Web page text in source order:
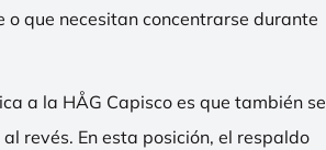
que necesitan concentrarse durante
a la HÅG Capisco es que también se
revés. En esta posición, el respaldo